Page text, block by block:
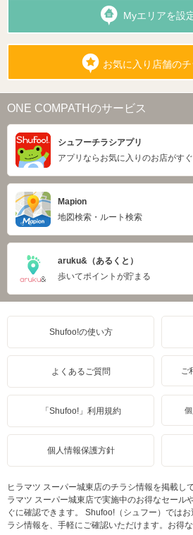
Myエリアを設
お気に入り店舗の
ONE COMPATHのサービス
シュフーチラシアプリ
アプリならお気に入りのお店がす
Mapion
地図検索・ルート検索
aruku&（あるくと）
歩いてポイントが貯まる
Shufoo!の使い方
よくあるご質問 ご
「Shufoo!」利用規約
個人情報保護方針
ヒラマツ スーパー城東店のチラシ情報を掲載し
ラマツ スーパー城東店で実施中のお得なセール
ぐに確認できます。 Shufoo!（シュフー）では
ラシ情報を、手軽にご確認いただけます。お得